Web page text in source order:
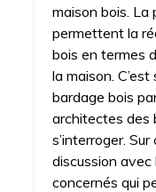
maison bois. La
permettent la
bois en termes
la maison.
bardage bois
architectes des
s’interroger.
discussion
concernés qui